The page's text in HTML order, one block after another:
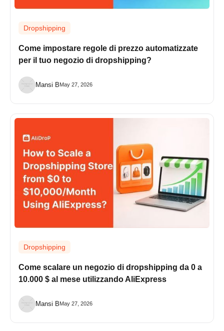
Dropshipping
Come impostare regole di prezzo automatizzate
per il tuo negozio di dropshipping?
Mansi BMay 27, 2026
Dropshipping
Come scalare un negozio di dropshipping da 0 a
10.000 $ al mese utilizzando AliExpress
Mansi BMay 27, 2026